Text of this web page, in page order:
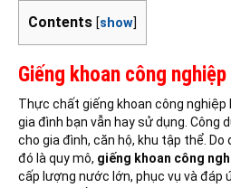
Contents [show]
Giếng khoan công
Thực chất giếng khoan công nghiệp
gia đình bạn vẫn hay sử dụng. Công
cho gia đình, căn hộ, khu tập thể.
đó là quy mô, giếng khoan công
cấp lượng nước lớn, phục vụ và đáp